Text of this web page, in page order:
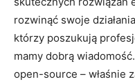
rozwinąć ‌swoje
którzy poszukują
⁤mamy ⁢dobrą
open-source – właśnie⁤